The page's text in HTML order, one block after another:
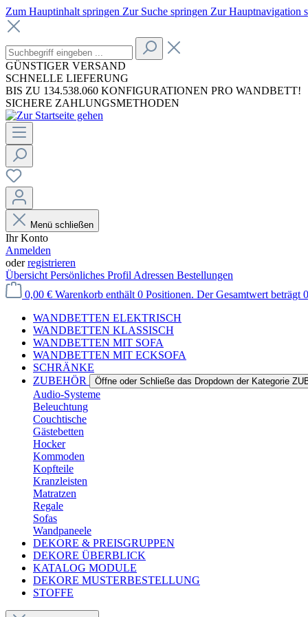
Zum Hauptinhalt springen Zur Suche springen Zur Hauptnavigation
GÜNSTIGER VERSAND
SCHNELLE LIEFERUNG
BIS ZU 134.538.060 KONFIGURATIONEN PRO WANDBETT!
SICHERE ZAHLUNGSMETHODEN
Menü schließen
Ihr Konto
Anmelden
oderregistrieren
Übersicht Persönliches Profil Adressen Bestellungen
0,00 € Warenkorb enthält 0 Positionen. Der Gesamtwert beträgt
WANDBETTEN ELEKTRISCH
WANDBETTEN KLASSISCH
WANDBETTEN MIT SOFA
WANDBETTEN MIT ECKSOFA
SCHRÄNKE
ZUBEHÖR
Öffne oder Schließe das Dropdown der Kategorie
Audio-Systeme
Beleuchtung
Couchtische
Gästebetten
Hocker
Kommoden
Kopfteile
Kranzleisten
Matratzen
Regale
Sofas
Wandpaneele
DEKORE & PREISGRUPPEN
DEKORE ÜBERBLICK
KATALOG MODULE
DEKORE MUSTERBESTELLUNG
STOFFE